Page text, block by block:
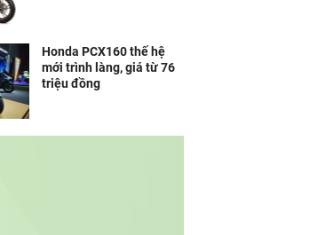
Honda PCX160 thế hệ
mới trình làng, giá từ 76
triệu đồng